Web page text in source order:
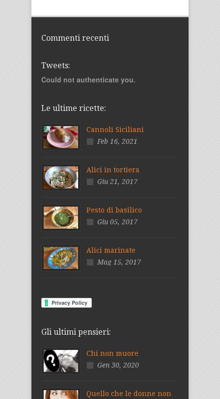
Commenti recenti
Tweets:
Could not authenticate you.
Le ultime ricette:
Cannoli Siciliani
Feb 16, 2021
Alici in tortiera
Giu 21, 2017
Pesto di basilico
Giu 05, 2017
Alici marinate
Mag 15, 2017
Gli ultimi pensieri:
Chi non muore
Gen 30, 2020
Quello che le donne non